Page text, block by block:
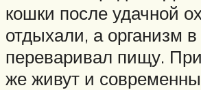
кошки после удачной
отдыхали, а организм
переваривал пищу.
же живут и